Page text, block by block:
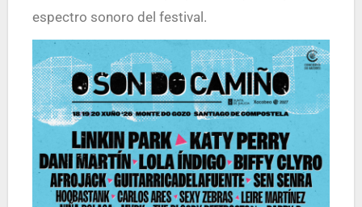
espectro sonoro del festival.